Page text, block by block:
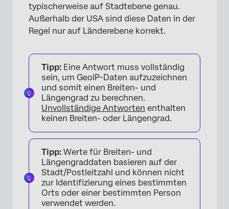
typischerweise auf Stadtebene genau.
Außerhalb der USA sind diese Daten in der
Regel nur auf Länderebene korrekt.
Tipp: Eine Antwort muss vollständig
sein, um GeoIP-Daten aufzuzeichnen
und somit einen Breiten- und
Längengrad zu berechnen.
Unvollständige Antworten enthalten
keinen Breiten- oder Längengrad.
Tipp: Werte für Breiten- und
Längengraddaten basieren auf der
Stadt/Postleitzahl und können nicht
zur Identifizierung eines bestimmten
Orts oder einer bestimmten Person
verwendet werden.